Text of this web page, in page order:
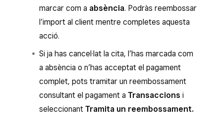
marcar com a absència. Podràs reembossar
l’import al client mentre completes aquesta
acció.
Si ja has cancel·lat la cita, l’has marcada com
a absència o n’has acceptat el pagament
complet, pots tramitar un reembossament
consultant el pagament a Transaccions i
seleccionant Tramita un reembossament.